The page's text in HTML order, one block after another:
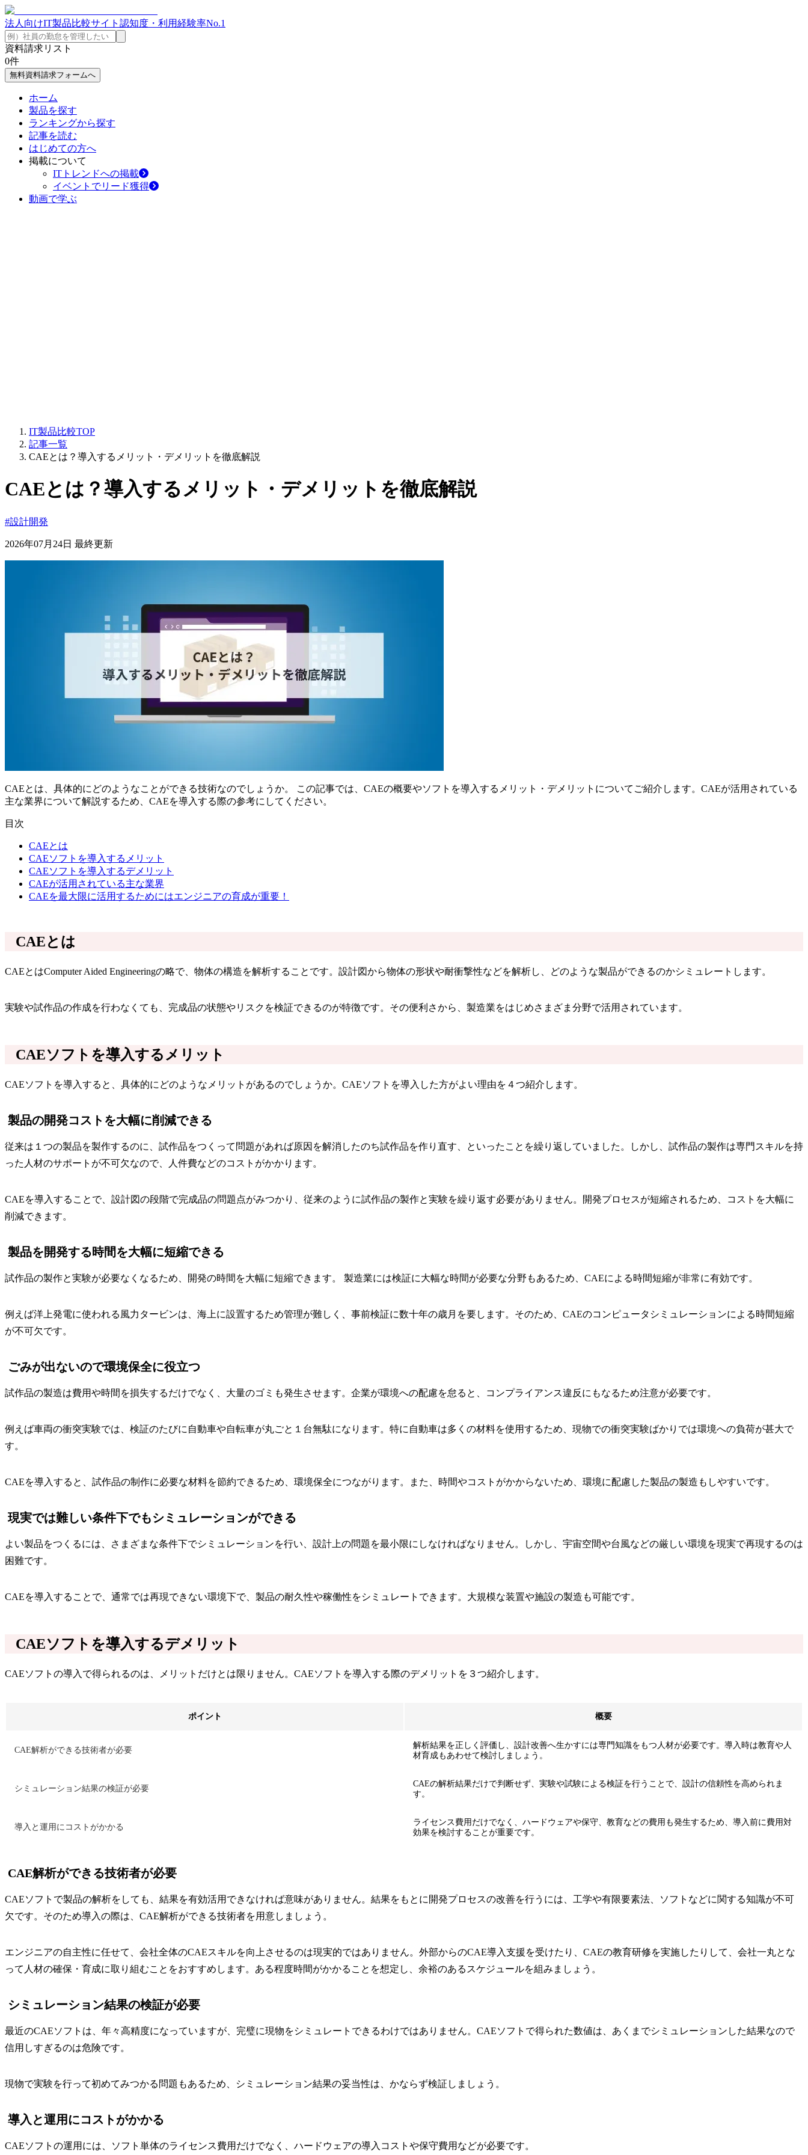
法人向けIT製品比較サイト 認知度・利用経験率No.1
資料請求リスト
0件
無料資料請求フォームへ
ホーム
製品を探す
ランキングから探す
記事を読む
はじめての方へ
掲載について
ITトレンドへの掲載
イベントでリード獲得
動画で学ぶ
IT製品比較TOP
記事一覧
CAEとは？導入するメリット・デメリットを徹底解説
CAEとは？導入するメリット・デメリットを徹底解説
#設計開発
2026年07月24日 最終更新
CAEとは、具体的にどのようなことができる技術なのでしょうか。 この記事では、CAEの概要やソフトを導入するメリット・デメリットについてご紹介します。CAEが活用されている
主な業界について解説するため、CAEを導入する際の参考にしてください。
目次
CAEとは
CAEソフトを導入するメリット
CAEソフトを導入するデメリット
CAEが活用されている主な業界
CAEを最大限に活用するためにはエンジニアの育成が重要！
CAEとは
CAEとはComputer Aided Engineeringの略で、物体の構造を解析することです。設計図から物体の形状や耐衝撃性などを解析し、どのような製品ができるのかシミュレートします。
実験や試作品の作成を行わなくても、完成品の状態やリスクを検証できるのが特徴です。その便利さから、製造業をはじめさまざま分野で活用されています。
CAEソフトを導入するメリット
CAEソフトを導入すると、具体的にどのようなメリットがあるのでしょうか。CAEソフトを導入した方がよい理由を４つ紹介します。
製品の開発コストを大幅に削減できる
従来は１つの製品を製作するのに、試作品をつくって問題があれば原因を解消したのち試作品を作り直す、といったことを繰り返していました。しかし、試作品の製作は専門スキルを持
った人材のサポートが不可欠なので、人件費などのコストがかかります。
CAEを導入することで、設計図の段階で完成品の問題点がみつかり、従来のように試作品の製作と実験を繰り返す必要がありません。開発プロセスが短縮されるため、コストを大幅に
削減できます。
製品を開発する時間を大幅に短縮できる
試作品の製作と実験が必要なくなるため、開発の時間を大幅に短縮できます。 製造業には検証に大幅な時間が必要な分野もあるため、CAEによる時間短縮が非常に有効です。
例えば洋上発電に使われる風力タービンは、海上に設置するため管理が難しく、事前検証に数十年の歳月を要します。そのため、CAEのコンピュータシミュレーションによる時間短縮
が不可欠です。
ごみが出ないので環境保全に役立つ
試作品の製造は費用や時間を損失するだけでなく、大量のゴミも発生させます。企業が環境への配慮を怠ると、コンプライアンス違反にもなるため注意が必要です。
例えば車両の衝突実験では、検証のたびに自動車や自転車が丸ごと１台無駄になります。特に自動車は多くの材料を使用するため、現物での衝突実験ばかりでは環境への負荷が甚大で
す。
CAEを導入すると、試作品の制作に必要な材料を節約できるため、環境保全につながります。また、時間やコストがかからないため、環境に配慮した製品の製造もしやすいです。
現実では難しい条件下でもシミュレーションができる
よい製品をつくるには、さまざまな条件下でシミュレーションを行い、設計上の問題を最小限にしなければなりません。しかし、宇宙空間や台風などの厳しい環境を現実で再現するのは
困難です。
CAEを導入することで、通常では再現できない環境下で、製品の耐久性や稼働性をシミュレートできます。大規模な装置や施設の製造も可能です。
CAEソフトを導入するデメリット
CAEソフトの導入で得られるのは、メリットだけとは限りません。CAEソフトを導入する際のデメリットを３つ紹介します。
ポイント 概要
CAE解析ができる技術者が必要
解析結果を正しく評価し、設計改善へ生かすには専門知識をもつ人材が必要です。導入時は教育や人
材育成もあわせて検討しましょう。
シミュレーション結果の検証が必要
CAEの解析結果だけで判断せず、実験や試験による検証を行うことで、設計の信頼性を高められま
す。
導入と運用にコストがかかる
ライセンス費用だけでなく、ハードウェアや保守、教育などの費用も発生するため、導入前に費用対
効果を検討することが重要です。
CAE解析ができる技術者が必要
CAEソフトで製品の解析をしても、結果を有効活用できなければ意味がありません。結果をもとに開発プロセスの改善を行うには、工学や有限要素法、ソフトなどに関する知識が不可
欠です。そのため導入の際は、CAE解析ができる技術者を用意しましょう。
エンジニアの自主性に任せて、会社全体のCAEスキルを向上させるのは現実的ではありません。外部からのCAE導入支援を受けたり、CAEの教育研修を実施したりして、会社一丸とな
って人材の確保・育成に取り組むことをおすすめします。ある程度時間がかかることを想定し、余裕のあるスケジュールを組みましょう。
シミュレーション結果の検証が必要
最近のCAEソフトは、年々高精度になっていますが、完璧に現物をシミュレートできるわけではありません。CAEソフトで得られた数値は、あくまでシミュレーションした結果なので
信用しすぎるのは危険です。
現物で実験を行って初めてみつかる問題もあるため、シミュレーション結果の妥当性は、かならず検証しましょう。
導入と運用にコストがかかる
CAEソフトの運用には、ソフト単体のライセンス費用だけでなく、ハードウェアの導入コストや保守費用などが必要です。